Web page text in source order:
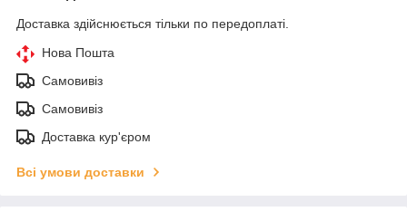
Доставка здійснюється тільки по передоплаті.
Нова Пошта
Самовивіз
Самовивіз
Доставка кур'єром
Всі умови доставки